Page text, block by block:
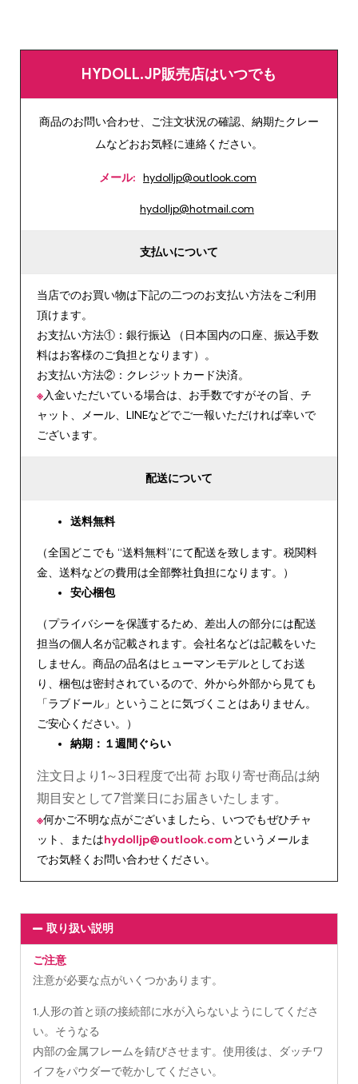
HYDOLL.JP販売店はいつでも
商品のお問い合わせ、ご注文状況の確認、納期たクレー
ムなどおお気軽に連絡ください。
メール: hydolljp@outlook.com
hydolljp@hotmail.com
支払いについて
当店でのお買い物は下記の二つのお支払い方法をご利用
頂けます。
お支払い方法①：銀行振込 （日本国内の口座、振込手数
料はお客様のご負担となります）。
お支払い方法②：クレジットカード決済。
※入金いただいている場合は、お手数ですがその旨、チ
ャット、メール、LINEなどでご一報いただければ幸いで
ございます。
配送について
送料無料
（全国どこでも “送料無料”にて配送を致します。税関料
金、送料などの費用は全部弊社負担になります。）
安心梱包
（プライバシーを保護するため、差出人の部分には配送
担当の個人名が記載されます。会社名などは記載をいた
しません。商品の品名はヒューマンモデルとしてお送
り、梱包は密封されているので、外から外部から見ても
「ラブドール」ということに気づくことはありません。
ご安心ください。）
納期：１週間ぐらい
注文日より1～3日程度で出荷 お取り寄せ商品は納
期目安として7営業日にお届きいたします。
※何かご不明な点がございましたら、いつでもぜひチャ
ット、またはhydolljp@outlook.comというメールま
でお気軽くお問い合わせください。
取り扱い説明
ご注意
注意が必要な点がいくつかあります。
1.人形の首と頭の接続部に水が入らないようにしてくださ
い。そうなる
内部の金属フレームを錆びさせます。使用後は、ダッチワ
イフをパウダーで乾かしてください。